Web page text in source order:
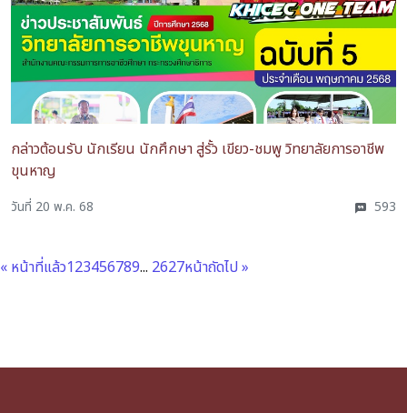
กล่าวต้อนรับ นักเรียน นักศึกษา สู่รั้ว เขียว-ชมพู วิทยาลัยการอาชีพ
ขุนหาญ
วันที่ 20 พ.ค. 68 593
« หน้าที่แล้ว123456789... 2627หน้าถัดไป »